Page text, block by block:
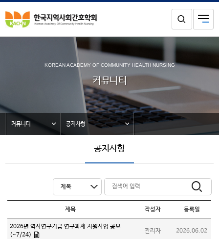
KOREAN ACADEMY OF COMMUNITY HEALTH NURSING
커뮤니티
커뮤니티 공지사항
공지사항
제목 작성자 등록일
2026년 역사연구기금 연구과제 지원사업 공모
(~7/24)
관리자 2026.06.02